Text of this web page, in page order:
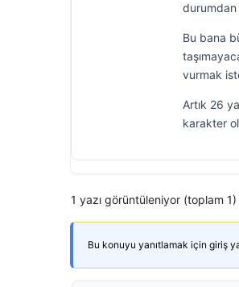
durumdan
Bu bana
vurmak
Artık 26
karakter
1 yazı görüntüleniyor (toplam 1)
Bu konuyu yanıtlamak için giriş